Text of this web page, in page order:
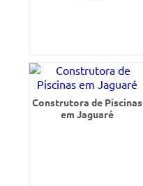
Construtora de Piscinas
em Jaguaré